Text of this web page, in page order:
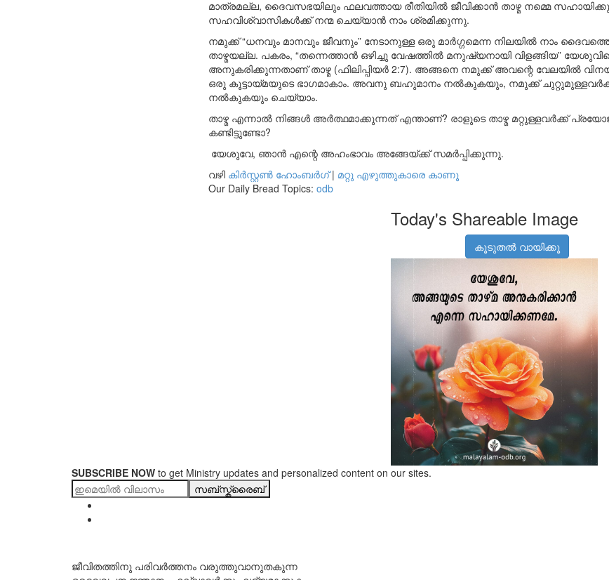
മാത്രമല്ല, ദൈവസഭയിലും ഫലവത്തായ രീതിയിൽ ജീവിക്കാൻ താഴ്മ നമ്മെ
സഹവിശ്വാസികൾക്ക് നന്മ ചെയ്യാൻ നാം ശ്രമിക്കുന്നു.
നമുക്ക് “ധനവും മാനവും ജീവനും” നേടാനുള്ള ഒരു മാർഗ്ഗമെന്ന നിലയിൽ നാം
താഴ്മയല്ല. പകരം, “തന്നെത്താൻ ഒഴിച്ചു വേഷത്തിൽ മനുഷ്യനായി വിളങ്ങിയ”
അനുകരിക്കുന്നതാണ് താഴ്മ (ഫിലിപ്പിയർ 2:7). അങ്ങനെ നമുക്ക് അവന്റെ വേലയിൽ
ഒരു കൂട്ടായ്മയുടെ ഭാഗമാകാം. അവനു ബഹുമാനം നൽകുകയും, നമുക്ക് ചുറ്റുമുള്ളവർക്ക്
നൽകുകയും ചെയ്യാം.
താഴ്മ എന്നാൽ നിങ്ങൾ അർത്ഥമാക്കുന്നത് എന്താണ്? രാളുടെ താഴ്മ മറ്റുള്ളവർക്ക്
കണ്ടിട്ടുണ്ടോ?
യേശുവേ, ഞാൻ എന്റെ അഹംഭാവം അങ്ങേയ്ക്ക് സമർപ്പിക്കുന്നു.
വഴി കിർസ്റ്റൺ ഹോംബർഗ്| മറ്റു എഴുത്തുകാരെ കാണൂ
Our Daily Bread Topics: odb
Today's Shareable Image
കൂടുതൽ വായിക്കൂ
SUBSCRIBE NOW to get Ministry updates and personalized content on our sites.
സബ്സ്ക്രൈബ്
ജീവിതത്തിനു പരിവർത്തനം വരുത്തുവാനുതകുന്ന